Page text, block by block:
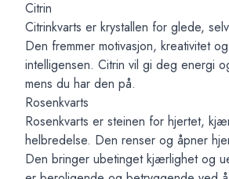
Citrin
Citrinkvarts er krystallen for glede,
Den fremmer motivasjon, kreativitet
intelligensen. Citrin vil gi deg energi
mens du har den på.
Rosenkvarts
Rosenkvarts er steinen for hjertet,
helbredelse. Den renser og åpner
Den bringer ubetinget kjærlighet og